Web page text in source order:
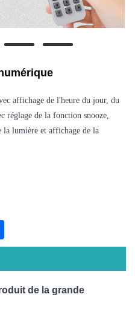
affichage de l'heure du jour, du
réglage de la fonction snooze,
la lumière et affichage de la
de la grande